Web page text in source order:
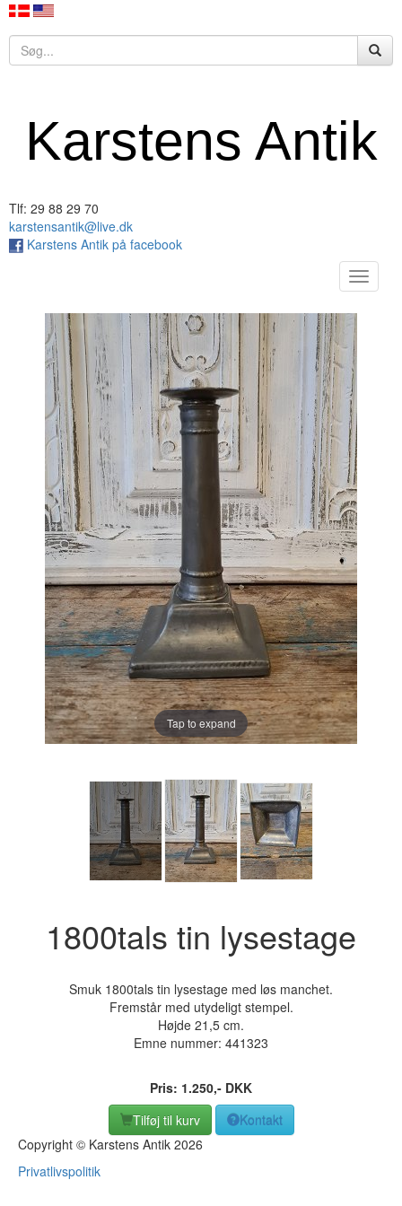
Karstens Antik
Tlf: 29 88 29 70
karstensantik@live.dk
Karstens Antik på facebook
Toggle
Tap to expand
1800tals tin lysestage
Smuk 1800tals tin lysestage med løs manchet.
Fremstår med utydeligt stempel.
Højde 21,5 cm.
Emne nummer: 441323
Pris: 1.250,- DKK
Tilføj til kurv
Kontakt
Copyright © Karstens Antik 2026
Privatlivspolitik